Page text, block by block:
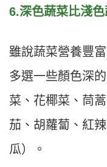
6.深色蔬菜比淺
雖說蔬菜營養豐
多選一些顏色深
菜、花椰菜、茼
茄、胡蘿蔔、紅
瓜）。